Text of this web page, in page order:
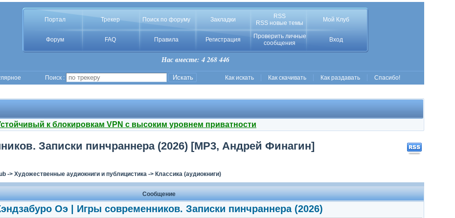
Портал Трекер Поиск по форуму Закладки
RSS
RSS новые темы
Мой Клуб
Форум FAQ Правила Регистрация
Проверить личные
сообщения
Вход
Нас вместе: 4 268 446
Поиск : Как искать Как скачивать Как раздавать Спасибо!
к блокировкам VPN с высоким уровнем приватности
Записки пинчраннера (2026) [MP3, Андрей Финагин]
-> Художественные аудиокниги и публицистика-> Классика (аудиокниги)
Сообщение
Оэ | Игры современников. Записки пинчраннера (2026)